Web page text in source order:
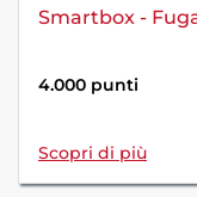
4.000 punti
Scopri di più